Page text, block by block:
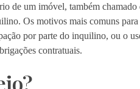
de um imóvel, também
Os motivos mais comuns
por parte do inquilino, ou o
contratuais.